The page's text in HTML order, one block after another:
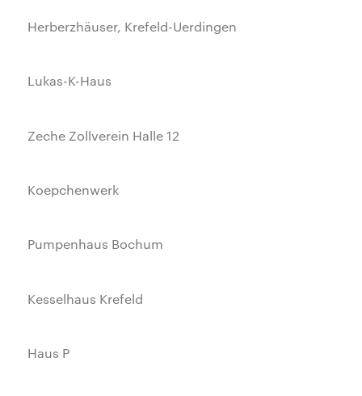
Herberzhäuser, Krefeld-Uerdingen
Lukas-K-Haus
Zeche Zollverein Halle 12
Koepchenwerk
Pumpenhaus Bochum
Kesselhaus Krefeld
Haus P